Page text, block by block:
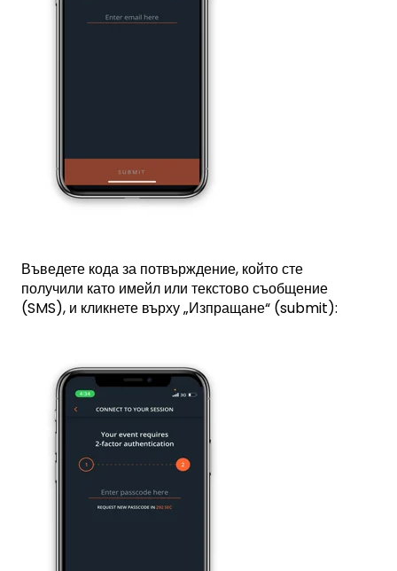
Въведете кода за потвърждение, който сте
получили като имейл или текстово съобщение
(SMS), и кликнете върху „Изпращане“ (submit):